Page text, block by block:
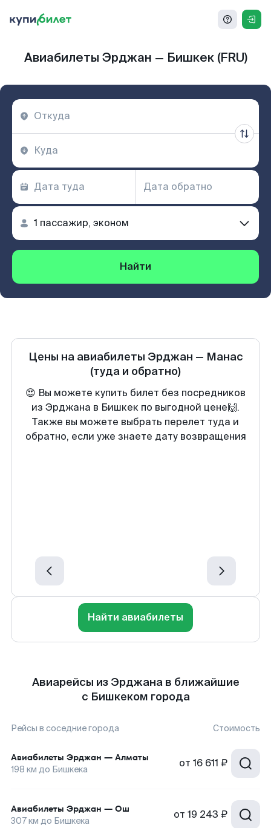
Авиабилеты Эрджан — Бишкек (FRU)
Найти
Цены на авиабилеты Эрджан — Манас
(туда и обратно)
😍 Вы можете купить билет без посредников
из Эрджана в Бишкек по выгодной цене🙌.
Также вы можете выбрать перелет туда и
обратно, если уже знаете дату возвращения
Найти авиабилеты
Авиарейсы из Эрджана в ближайшие
с Бишкеком города
Рейсы в соседние города Стоимость
Авиабилеты Эрджан — Алматы
198 км до Бишкека от 16 611 ₽
Авиабилеты Эрджан — Ош
307км до Бишкека от 19 243 ₽